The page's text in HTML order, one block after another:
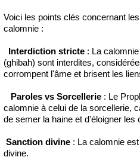
Voici les points clés concernant
calomnie :
Interdiction stricte : La
(ghibah) sont interdites,
corrompent l'âme et brisent les
Paroles vs Sorcellerie : Le
calomnie à celui de la sorcellerie,
de semer la haine et d'éloigner
Sanction divine : La calomnie
divine.